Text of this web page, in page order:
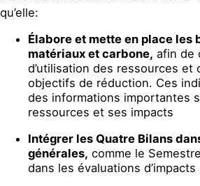
qu’elle:
Élabore et mette en place les
matériaux et carbone, afin de
d’utilisation des ressources et
objectifs de réduction. Ces
des informations importantes
ressources et ses impacts
Intégrer les Quatre Bilans
générales, comme le
dans les évaluations